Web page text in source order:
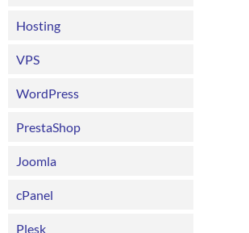
Hosting
VPS
WordPress
PrestaShop
Joomla
cPanel
Plesk